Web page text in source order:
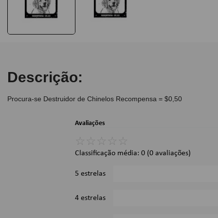
Descrição:
Procura-se Destruidor de Chinelos Recompensa = $0,50
Avaliações
☆ ☆ ☆ ☆ ☆
Classificação média: 0 (0 avaliações)
5 estrelas
4 estrelas